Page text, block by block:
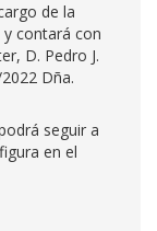
de la
y contará con
D. Pedro J.
Dña.
seguir a
en el